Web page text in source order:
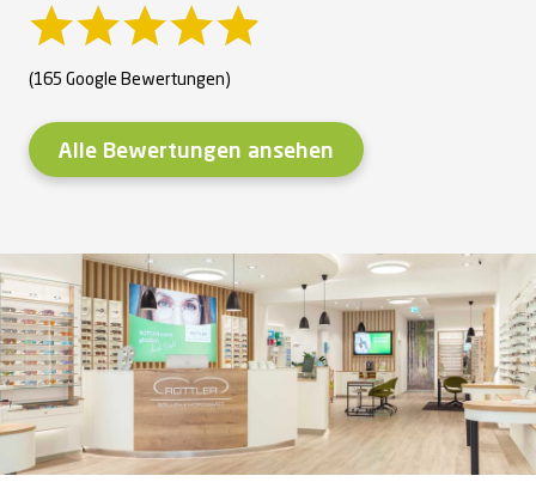
(165 Google Bewertungen)
Alle Bewertungen ansehen